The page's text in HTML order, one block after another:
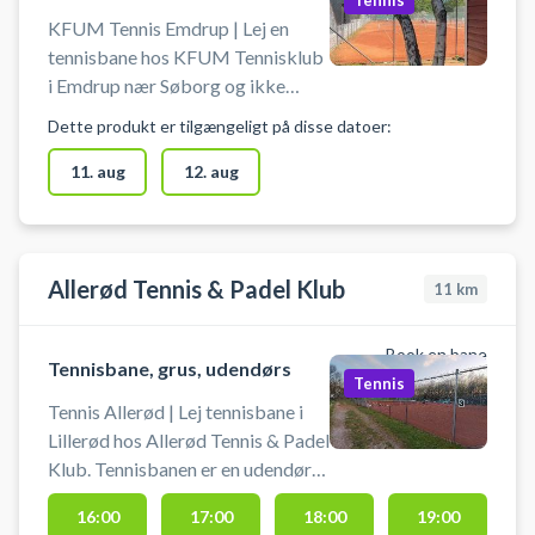
KFUM Tennis Emdrup | Lej en
tennisbane hos KFUM Tennisklub
i Emdrup nær Søborg og ikke
tennisbanen og spil tennis på
udendørs baner tæt ved
København. Husk selv at
medbringe ketcher og bolde.
Dette produkt er tilgængeligt på disse datoer:
11. aug 12. aug
Allerød Tennis & Padel Klub 11 km
Book en bane
Tennisbane, grus, udendørs
Tennis Allerød | Lej tennisbane i
Lillerød hos Allerød Tennis & Padel
Klub. Tennisbanen er en udendørs
grusbane. Book tennisbane på
grus og spil tennis i Allerød på en
Tennis
16:00 17:00 18:00 19:00